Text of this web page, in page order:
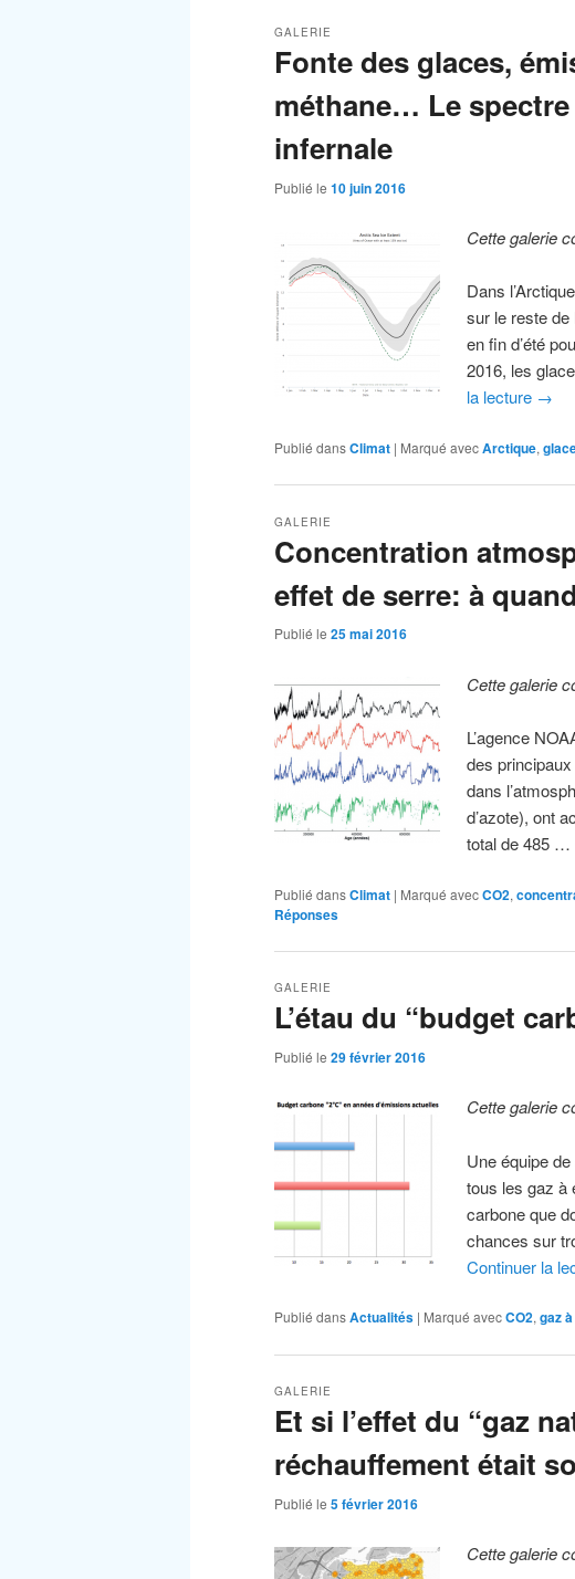
Fonte des glaces,
méthane… Le spectre
infernale
GALERIE
Publié le 10 juin 2016
Cette galerie
Dans
sur le reste
en fin d’été
2016, les
la lecture →
Publié dansClimat | Marqué avecArctique,
Concentration
effet de serre: à
GALERIE
Publié le 25 mai 2016
Cette galerie
L’agence
des
dans
d’azote), ont
total de 485 …
Publié dansClimat | Marqué avecCO2,
Réponses
L’étau du “budget
GALERIE
Publié le 29 février 2016
Cette galerie
Une équipe
tous les gaz à
carbone que
chances sur
Continuer la
Publié dansActualités | Marqué avecCO2, gaz
Et si l’effet du “gaz
réchauffement était
GALERIE
Publié le 5 février 2016
Cette galerie